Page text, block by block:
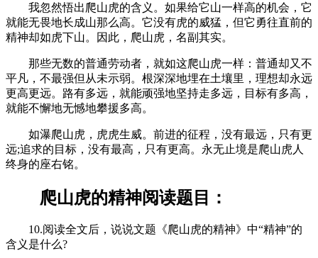
我忽然悟出爬山虎的含义。如果给它山一样高的机会，它
就能无畏地长成山那么高。它没有虎的威猛，但它勇往直前的
精神却如虎下山。因此，爬山虎，名副其实。
那些无数的普通劳动者，就如这爬山虎一样：普通却又不
平凡，不最强但从未示弱。根深深地埋在土壤里，理想却永远
更高更远。路有多远，就能顽强地坚持走多远，目标有多高，
就能不懈地无憾地攀援多高。
如瀑爬山虎，虎虎生威。前进的征程，没有最远，只有更
远;追求的目标，没有最高，只有更高。永无止境是爬山虎人
终身的座右铭。
爬山虎的精神阅读题目：
10.阅读全文后，说说文题《爬山虎的精神》中“精神”的
含义是什么?